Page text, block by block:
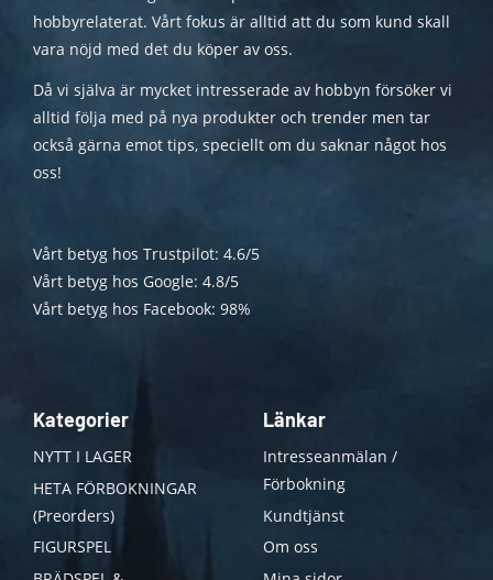
hobbyrelaterat. Vårt fokus är alltid att du som kund skall
vara nöjd med det du köper av oss.
Då vi själva är mycket intresserade av hobbyn försöker vi
alltid följa med på nya produkter och trender men tar
också gärna emot tips, speciellt om du saknar något hos
oss!
Vårt betyg hos Trustpilot: 4.6/5
Vårt betyg hos Google: 4.8/5
Vårt betyg hos Facebook: 98%
Kategorier
NYTT I LAGER
HETA FÖRBOKNINGAR
(Preorders)
FIGURSPEL
Länkar
Intresseanmälan /
Förbokning
Kundtjänst
Om oss